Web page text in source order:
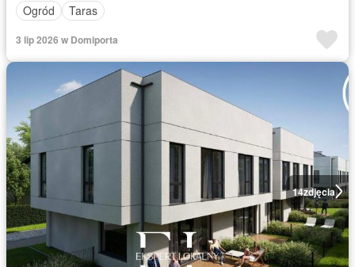
Ogród
Taras
3 lip 2026 w Domiporta
14zdjęcia